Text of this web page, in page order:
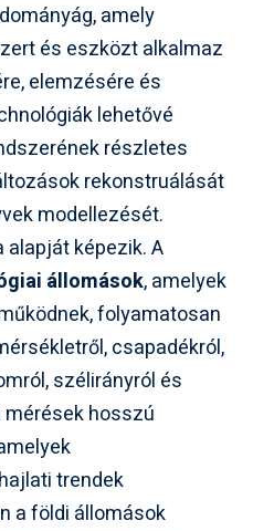
amely
és eszközt alkalmaz
elemzésére és
lehetővé
részletes
rekonstruálását
modellezését.
alapját képezik. A
állomások, amelyek
folyamatosan
csapadékról,
szélirányról és
hosszú
trendek
a földi állomások